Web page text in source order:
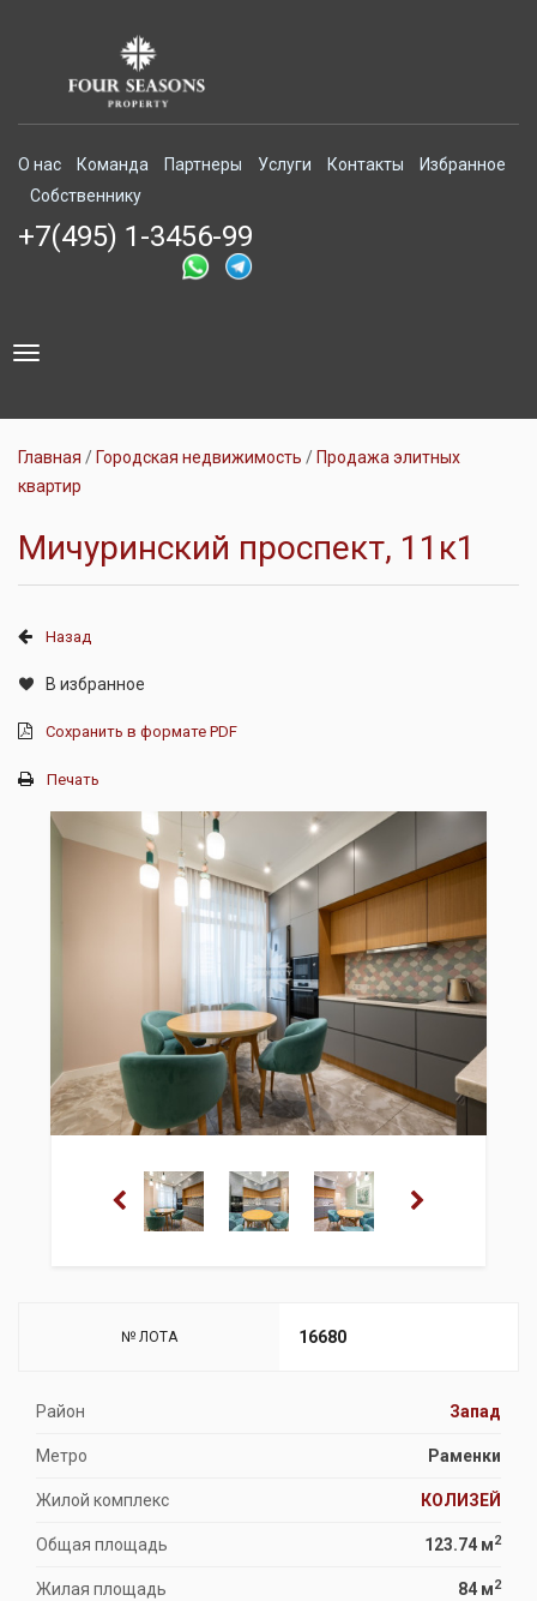
О нас Команда Партнеры Услуги Контакты
Избранное
Собственнику
+7(495) 1-3456-99
Toggle
Главная Городская недвижимость
Продажа элитных
квартир
Мичуринский проспект, 11к1
Назад
В избранное
Сохранить в формате PDF
Печать
№ ЛОТА 16680
Район Запад
Метро Раменки
Жилой комплекс КОЛИЗЕЙ
Общая площадь 123.74 м2
Жилая площадь 84 м2